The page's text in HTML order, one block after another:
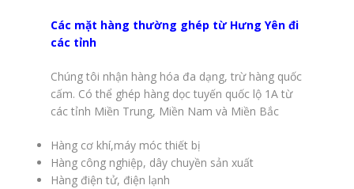
Các mặt hàng thường ghép từ Hưng Yên đi
các tỉnh
Chúng tôi nhận hàng hóa đa dạng, trừ hàng quốc
cấm. Có thể ghép hàng dọc tuyến quốc lộ 1A từ
các tỉnh Miền Trung, Miền Nam và Miền Bắc
Hàng cơ khí,máy móc thiết bị
Hàng công nghiệp, dây chuyền sản xuất
Hàng điện tử, điện lạnh